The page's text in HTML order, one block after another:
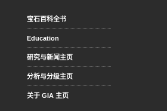
宝石百科全书
Education
研究与新闻主页
分析与分级主页
关于 GIA 主页